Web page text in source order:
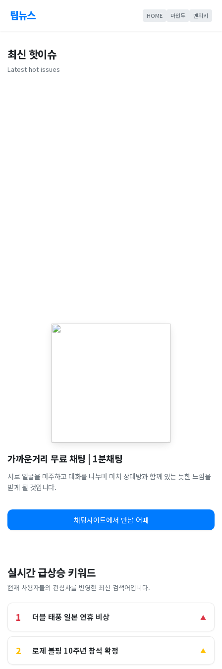
팁뉴스 HOME 마인두 맨위키
최신 핫이슈
Latest hot issues
가까운거리 무료 채팅 | 1분채팅
서로 얼굴을 마주하고 대화를 나누며 마치 상대방과 함께 있는 듯한 느낌을
받게 될 것입니다.
채팅사이트에서 만남 어때
실시간 급상승 키워드
현재 사용자들의 관심사를 반영한 최신 검색어입니다.
1 더블 태풍 일본 연휴 비상 ▲
2 로제 블핑 10주년 참석 확정 ▲